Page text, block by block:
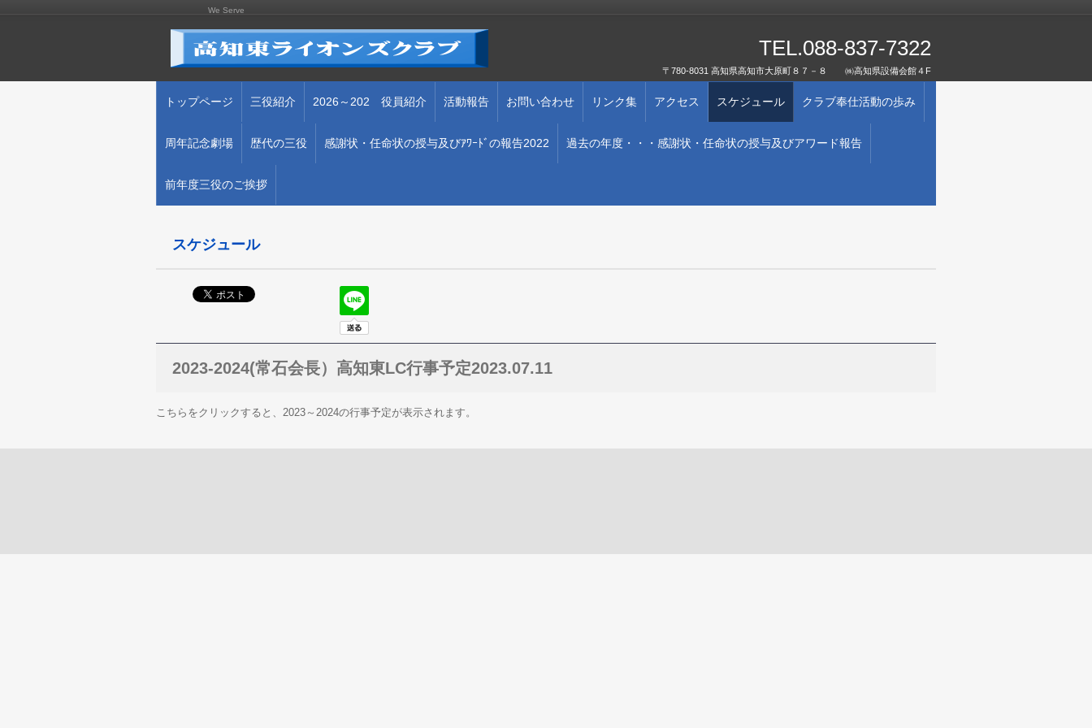
We Serve
TEL.088-837-7322
〒780-8031 高知県高知市大原町８７－８ ㈱高知県設備会館４F
トップページ 三役紹介 2026～202 役員紹介 活動報告 お問い合わせ リンク集 アクセス スケジュール クラブ奉仕活動の歩み
周年記念劇場 歴代の三役 感謝状・任命状の授与及びｱﾜｰﾄﾞの報告2022 過去の年度・・・感謝状・任命状の授与及びアワード報告
前年度三役のご挨拶
スケジュール
2023-2024(常石会長）高知東LC行事予定2023.07.11
こちらをクリックすると、2023～2024の行事予定が表示されます。